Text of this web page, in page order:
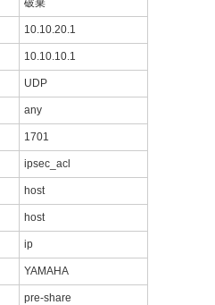
破棄
10.10.20.1
10.10.10.1
UDP
any
1701
ipsec_acl
host
host
ip
YAMAHA
pre-share